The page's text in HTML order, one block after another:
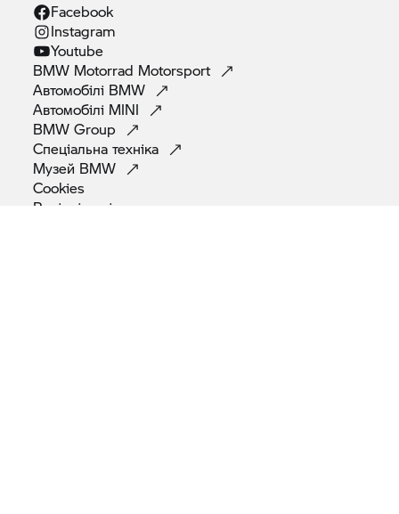
Facebook
Instagram
Youtube
BMW Motorrad Motorsport
Автомобілі BMW
Автомобілі MINI
BMWGroup
Спеціальнатехніка
Музей BMW
Cookies
Вихідні
дані